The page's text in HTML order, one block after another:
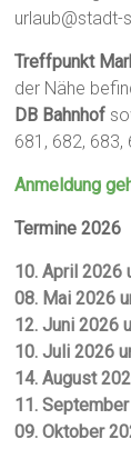
urlaub@stadt-
Treffpunkt
der Nähe
DB Bahnhof
681, 682, 683,
Anmeldung
Termine 2026
10. April 2026
08. Mai 2026
12. Juni 2026
10. Juli 2026
14. August
11.
09. Oktober